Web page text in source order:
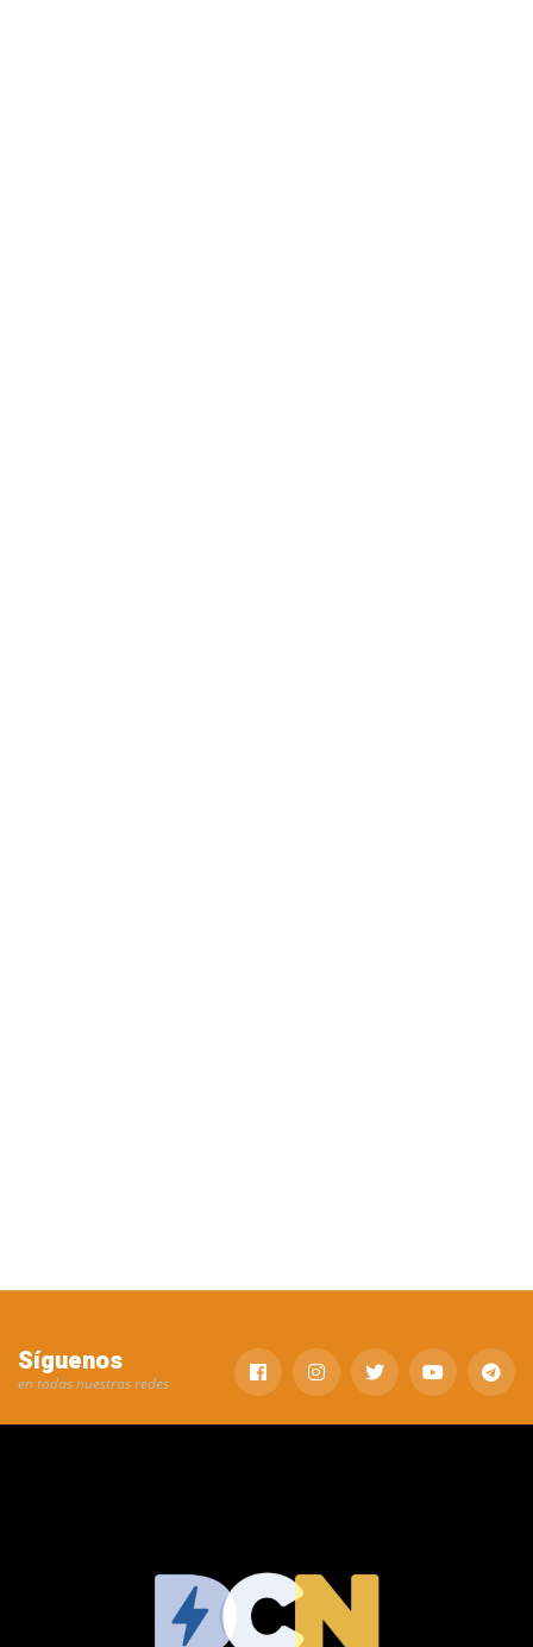
Síguenos
en todas nuestras redes